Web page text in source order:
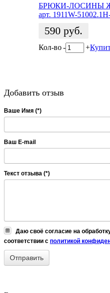
БРЮКИ-ЛОСИНЫ
арт. 1911W-
590 руб.
Кол-во- +
Добавить отзыв
Ваше Имя (*)
Ваш E-mail
Текст отзыва (*)
Даю своё согласие на
соответствии с политикой